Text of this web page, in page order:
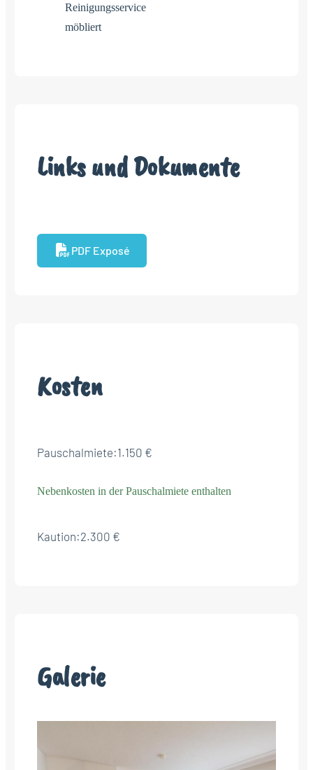
Reinigungsservice
möbliert
Links und Dokumente
PDF Exposé
Kosten
Pauschalmiete:1.150 €
Nebenkosten in der Pauschalmiete enthalten
Kaution:2.300 €
Galerie